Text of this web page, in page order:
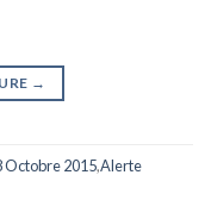
→
Octobre 2015,Alerte